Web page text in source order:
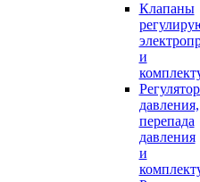
Клапаны
и
давления,
перепада
давления
и